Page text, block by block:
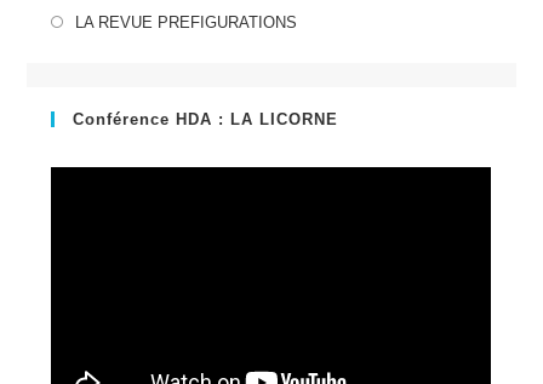
LA REVUE PREFIGURATIONS
nouvel
Conférence HDA : LA LICORNE